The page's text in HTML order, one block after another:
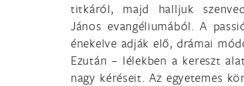
titkáról, majd halljuk
János evangéliumából. A
énekelve adják elő, drámai
Ezután – lélekben a kereszt
nagy kéréseit. Az egyetemes